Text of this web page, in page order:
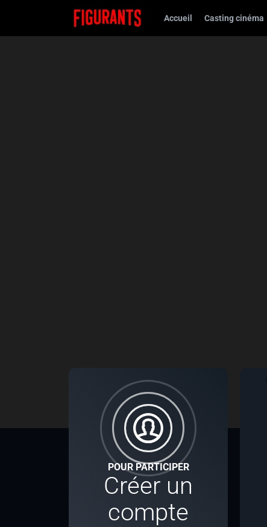
Accueil Casting cinéma
POUR PARTICIPER
Créer un
compte